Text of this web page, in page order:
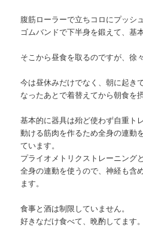
腹筋ローラーで立ちコロにプッシ
ゴムバンドで下半身を鍛えて、基
そこから昼食を取るのですが、徐
今は昼休みだけでなく、朝に起き
なったあとで着替えてから朝食を
基本的に器具は殆ど使わず自重ト
動ける筋肉を作るため全身の連動
ています。
プライオメトリクストレーニング
全身の連動を使うので、神経も含
ます。
食事と酒は制限していません。
好きなだけ食べて、晩酌してます。